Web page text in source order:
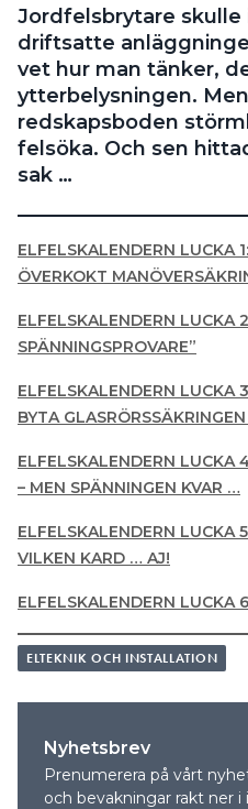
Search for:
SEARCH
Jordfelsbrytare skulle
driftsatte
vet hur man tänker,
ytterbelysningen.
redskapsboden
felsöka. Och sen
sak …
ELFELSKALENDERN LUCKA
ÖVERKOKT
ELFELSKALENDERN LUCKA
SPÄNNINGSPROVARE”
ELFELSKALENDERN LUCKA
BYTA
ELFELSKALENDERN LUCKA
– MEN SPÄNNINGEN KVAR …
ELFELSKALENDERN LUCKA
VILKEN KARD … AJ!
ELFELSKALENDERN LUCKA
ELTEKNIK OCH INSTALLATION
Nyhetsbrev
Prenumerera på vårt
och bevakningar rakt ner i